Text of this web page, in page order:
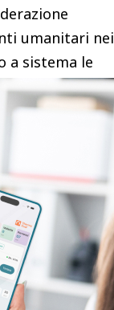
umanitari nei
a sistema le
delle
aiuto
di lavorare
Nazionale
gratitudine
per la
impegnata